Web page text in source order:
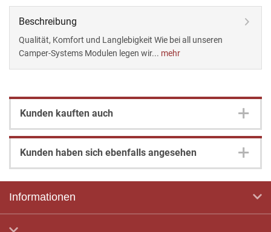
Beschreibung
Qualität, Komfort und Langlebigkeit Wie bei all unseren
Camper-Systems Modulen legen wir... mehr
Kunden kauften auch
Kunden haben sich ebenfalls angesehen
Informationen